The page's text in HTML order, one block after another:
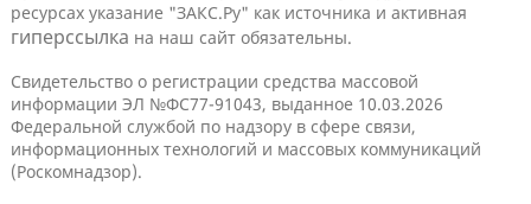
ресурсах указание "ЗАКС.Ру" как источника и активная
гиперссылка на наш сайт обязательны.
Свидетельство о регистрации средства массовой
информации ЭЛ №ФС77-91043, выданное 10.03.2026
Федеральной службой по надзору в сфере связи,
информационных технологий и массовых коммуникаций
(Роскомнадзор).